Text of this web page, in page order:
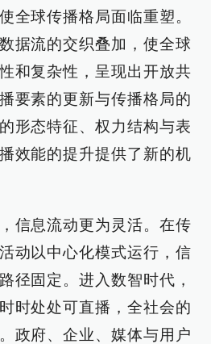
全球传播格局面临重塑。
据流的交织叠加，使全球
和复杂性，呈现出开放共
要素的更新与传播格局的
形态特征、权力结构与表
效能的提升提供了新的机
信息流动更为灵活。在传
动以中心化模式运行，信
径固定。进入数智时代，
时处处可直播，全社会的
政府、企业、媒体与用户